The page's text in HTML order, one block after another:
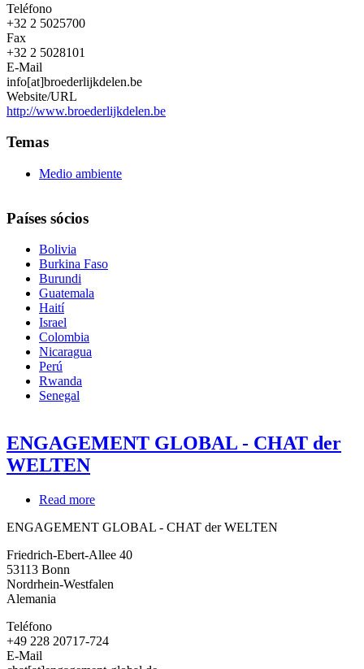
Teléfono
+32 2 5025700
Fax
+32 2 5028101
E-Mail
info[at]broederlijkdelen.be
Website/URL
http://www.broederlijkdelen.be
Temas
Medio ambiente
Países sócios
Bolivia
Burkina Faso
Burundi
Guatemala
Haití
Israel
Colombia
Nicaragua
Perú
Rwanda
Senegal
ENGAGEMENT GLOBAL - CHAT der
WELTEN
Read more
GLOBAL
CHAT
WELTEN
ENGAGEMENT GLOBAL - CHAT der WELTEN
Friedrich-Ebert-Allee 40
53113 Bonn
Nordrhein-Westfalen
Alemania
Teléfono
+49 228 20717-724
E-Mail